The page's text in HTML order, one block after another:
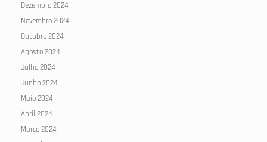
Dezembro 2024
Novembro 2024
Outubro 2024
Agosto 2024
Julho 2024
Junho 2024
Maio 2024
Abril 2024
Março 2024